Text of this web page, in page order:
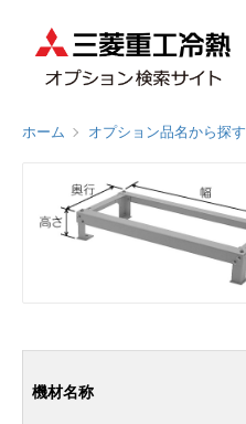
ホーム オプション品名から探す
機材名称